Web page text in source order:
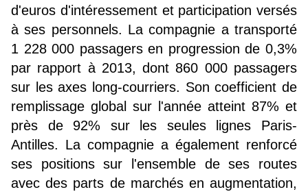
d'euros d'intéressement et participation versés
à ses personnels. La compagnie a transporté
1 228 000 passagers en progression de 0,3%
par rapport à 2013, dont 860 000 passagers
sur les axes long-courriers. Son coefficient de
remplissage global sur l'année atteint 87% et
près de 92% sur les seules lignes Paris-
Antilles. La compagnie a également renforcé
ses positions sur l'ensemble de ses routes
avec des parts de marchés en augmentation,